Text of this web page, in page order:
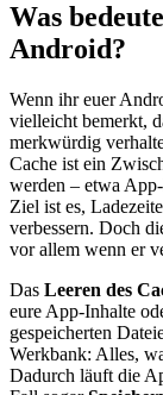
Was
Android?
Wenn ihr euer
vielleicht bemerkt,
merkwürdig
Cache ist ein
werden – etwa
Ziel ist es,
verbessern. Doch
vor allem wenn er
Das Leeren des
eure App-Inhalte
gespeicherten
Werkbank: Alles,
Dadurch läuft die